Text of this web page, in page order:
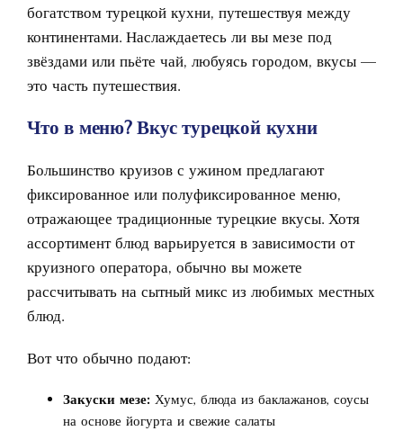
богатством турецкой кухни, путешествуя между
континентами. Наслаждаетесь ли вы мезе под
звёздами или пьёте чай, любуясь городом, вкусы —
это часть путешествия.
Что в меню? Вкус турецкой кухни
Большинство круизов с ужином предлагают
фиксированное или полуфиксированное меню,
отражающее традиционные турецкие вкусы. Хотя
ассортимент блюд варьируется в зависимости от
круизного оператора, обычно вы можете
рассчитывать на сытный микс из любимых местных
блюд.
Вот что обычно подают:
Закуски мезе: Хумус, блюда из баклажанов, соусы
на основе йогурта и свежие салаты